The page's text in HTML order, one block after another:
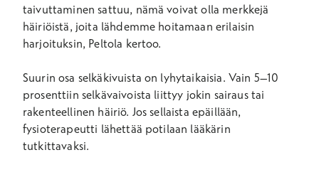
taivuttaminen sattuu, nämä voivat olla merkkejä
häiriöistä, joita lähdemme hoitamaan erilaisin
harjoituksin, Peltola kertoo.
Suurin osa selkäkivuista on lyhytaikaisia. Vain 5–10
prosenttiin selkävaivoista liittyy jokin sairaus tai
rakenteellinen häiriö. Jos sellaista epäillään,
fysioterapeutti lähettää potilaan lääkärin
tutkittavaksi.